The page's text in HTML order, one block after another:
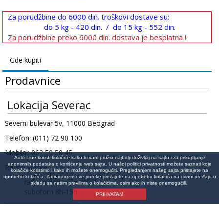
Za porudžbine do 6000 din. troškovi dostave su:
do 5 kg - 420 din. / do 15 kg - 552 din.
Za porudžbine preko 6000 din. dostava je besplatna !
Gde kupiti
Prodavnice
Lokacija Severac
Severni bulevar 5v, 11000 Beograd
Telefon: (011) 72 90 100
Mobilni: 062 50 50 45
Radno vreme:
radnim danima 8:30h-17h
subotom 8h-15h
Auto Line koristi kolačiće kako bi vam pružio najbolji doživljaj na sajtu i za prikupljanje
anonimnih podataka o korišćenju web sajta. U našoj politici privatnosti možete saznati koje
kolačiće koristimo i kako ih možete onemogućiti. Pregledanjem našeg sajta pristajete na
upotrebu kolačića. Zatvaranjem ove poruke pristajete na upotrebu kolačića na ovom uređaju u
skladu sa našim pravilima o kolačićima, osim ako ih niste onemogućili.
PRIHVATAM